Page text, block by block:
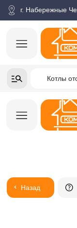
г. Набережные Челны
Котлы отопления
+7-937-778-33-11